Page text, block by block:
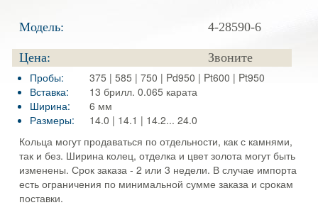
Модель: 4-28590-6
Цена:
Звоните
Пробы:
375 | 585 | 750 | Pd950 | Pt600 | Pt950
Вставка:
13 брилл. 0.065 карата
Ширина:
6 мм
Размеры:
14.0 | 14.1 | 14.2... 24.0
Кольца могут продаваться по отдельности, как с камнями,
так и без. Ширина колец, отделка и цвет золота могут быть
изменены. Срок заказа - 2 или 3 недели. В случае импорта
есть ограничения по минимальной сумме заказа и срокам
поставки.